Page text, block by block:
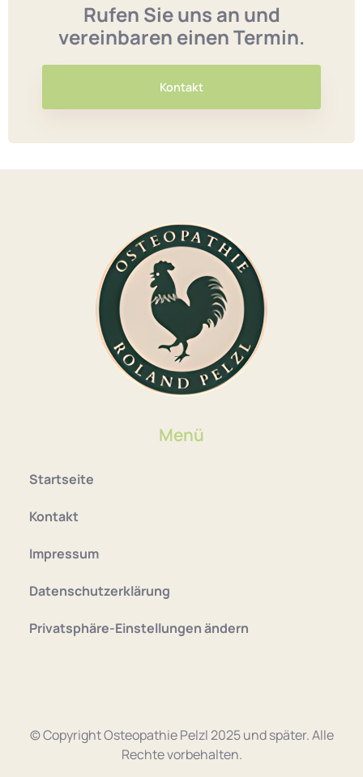
Rufen Sie uns an und
vereinbaren einen Termin.
Kontakt
Menü
Startseite
Kontakt
Impressum
Datenschutzerklärung
Privatsphäre-Einstellungen ändern
© Copyright Osteopathie Pelzl 2025 und später. Alle
Rechte vorbehalten.